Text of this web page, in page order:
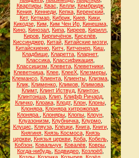
Квартиры, Квас Келли, Кембридж,
Кения, Кеннеди, Кепка, Керенский,
Кет, Кетмар Кибрик Киев Кики
Кикодзе, Ким Ким Чен Ир, Кинешма,
Кино Кинозал Кипа Киреев Кирилл
Киров Кирпичёнок Киселёв
Киссинджер, Китай, Китайские мозги,
Китайскиеню Китч Китченер Киш
Кладбище Кларетта Кларнет,
Классика Классификация
Классицизм
Клевета, Клеветники,
Клеветница Клее КлееХ Клезмеры
Клемансо Клиента Клиенты Клизма
Клик, Клименко, Климов, Климова,
Климт, Клинт Иствуд, Клинтон,
Клинтонша, Клип, Клифф Ричард,
Кличко, Клоака, Клодт, Клон, Клоны,
Клоняра Клоняра хитрожопая
Клоняра.
Клоняры Клопы Клоун
Клуазонизм
Клубничка Клурмо
Клуцис
Кляуза, Клёцки, Книга, Книги,
Княгиня, Князь Космоса, Князь
церкви, Князья церкви, Коба, Кобель,
Кобзон Ковальчук Ковалёв Ковры
Когда-нибудь Кодвидео Козлоёб